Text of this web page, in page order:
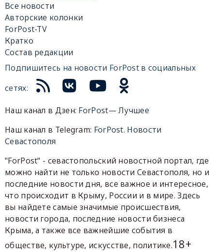
Все новости
Авторские колонки
ForPost-TV
Кратко
Состав редакции
Подпишитесь на новости ForPost в социальных
сетях:
Наш канал в Дзен: ForPost— Лучшее
Наш канал в Telegram: ForPost. Новости
Севастополя
"ForPost" - севастопольский новостной портал, где
можно найти не только новости Севастополя, но и
последние новости дня, все важное и интересное,
что происходит в Крыму, России и в мире. Здесь
вы найдете самые значимые происшествия,
новости города, последние новости бизнеса
Крыма, а также все важнейшие события в
обществе, культуре, искусстве, политике.18+